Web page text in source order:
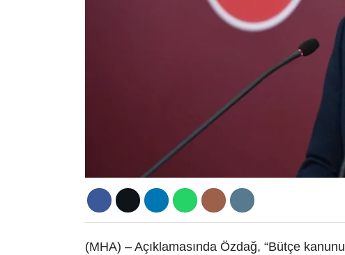
(MHA) – Açıklamasında Özdağ, “Bütçe